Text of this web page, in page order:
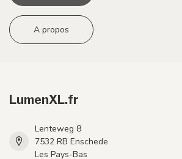
A propos
LumenXL.fr
Lenteweg 8
7532 RB Enschede
Les Pays-Bas